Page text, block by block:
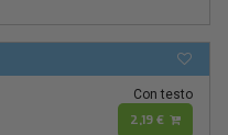
Con testo
2,19 €